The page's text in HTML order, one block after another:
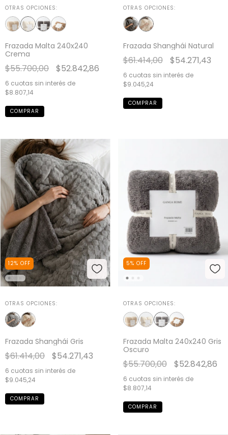
OTRAS OPCIONES:
Frazada Malta 240x240
Crema
$55.700,00 $52.842,86
6 cuotas sin interés de
$8.807,14
OTRAS OPCIONES:
Frazada Shanghái Natural
$61.414,00 $54.271,43
6 cuotas sin interés de
$9.045,24
COMPRAR
12% OFF
OTRAS OPCIONES:
Frazada Shanghái Gris
$61.414,00 $54.271,43
6 cuotas sin interés de
$9.045,24
COMPRAR
5% OFF
OTRAS OPCIONES:
Frazada Malta 240x240 Gris
Oscuro
$55.700,00 $52.842,86
6 cuotas sin interés de
$8.807,14